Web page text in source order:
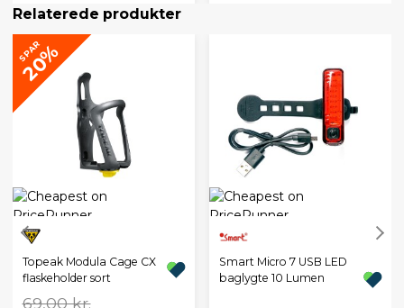
Relaterede produkter
SPAR
20%
Topeak Modula Cage CX
flaskeholder sort
69,00 kr.
Smart Micro 7 USB LED
baglygte 10 Lumen